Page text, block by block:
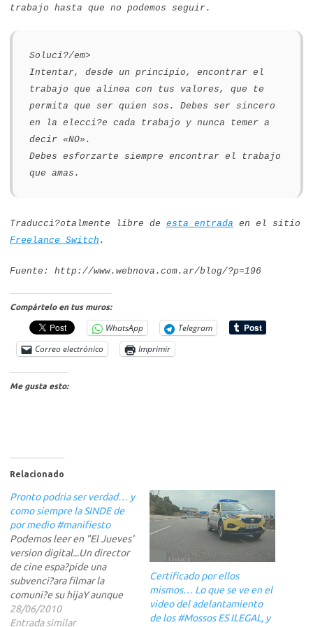
trabajo hasta que no podemos seguir.
Soluci?/em>
Intentar, desde un principio, encontrar el
trabajo que alinea con tus valores, que te
permita que ser quien sos. Debes ser sincero
en la elecci?e cada trabajo y nunca temer a
decir «NO».
Debes esforzarte siempre encontrar el trabajo
que amas.
Traducci?otalmente libre de esta entrada en el sitio
Freelance Switch .
Fuente: http://www.webnova.com.ar/blog/?p=196
Compártelo en tus muros:
WhatsApp
Telegram
Correo electrónico
Imprimir
Me gusta esto:
Relacionado
Pronto podria ser verdad… y
como siempre la SINDE de
por medio #manifiesto
Podemos leer en "El Jueves"
version digital...Un director
de cine espa?pide una
subvenci?ara filmar la
comuni?e su hijaY aunque
sabemos que es mentira (o
no?), podemos alucinar en
28/06/2010
Entrada similar
Certificado por ellos
mismos… Lo que se ve en el
video del adelantamiento
de los #Mossos ES ILEGAL, y